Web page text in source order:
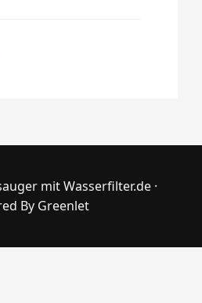
mit Wasserfilter.de ·
By Greenlet